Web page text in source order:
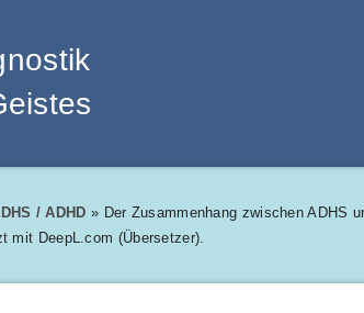
/ ADHD » Der Zusammenhang zwischen ADHS
mit DeepL.com (Übersetzer).